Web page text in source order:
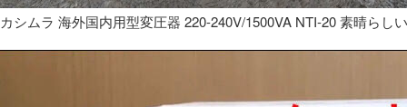
カシムラ 海外国内用型変圧器 220-240V/1500VA NTI-20 素晴らし